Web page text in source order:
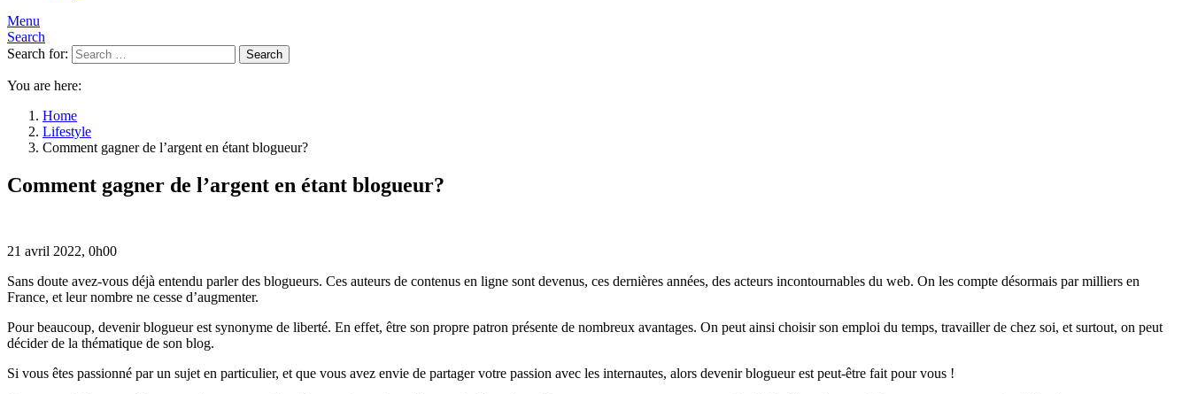
Menu
Search
Search for:
Search
You are here:
Home
Lifestyle
Comment gagner de l’argent en étant blogueur?
Comment gagner de l’argent en étant blogueur?
21 avril 2022, 0h00
Sans doute avez-vous déjà entendu parler des blogueurs. Ces auteurs de contenus en ligne sont devenus, ces dernières années, des acteurs incontournables du web. On les compte désormais par milliers en
France, et leur nombre ne cesse d’augmenter.
Pour beaucoup, devenir blogueur est synonyme de liberté. En effet, être son propre patron présente de nombreux avantages. On peut ainsi choisir son emploi du temps, travailler de chez soi, et surtout, on peut
décider de la thématique de son blog.
Si vous êtes passionné par un sujet en particulier, et que vous avez envie de partager votre passion avec les internautes, alors devenir blogueur est peut-être fait pour vous !